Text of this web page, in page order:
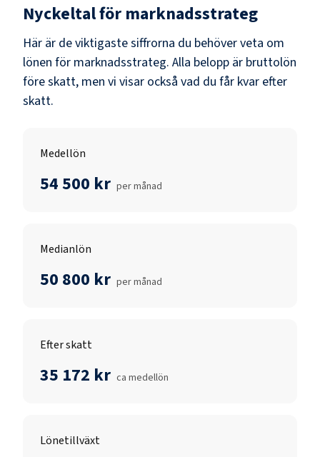
Nyckeltal för marknadsstrateg
Här är de viktigaste siffrorna du behöver veta om
lönen för marknadsstrateg. Alla belopp är bruttolön
före skatt, men vi visar också vad du får kvar efter
skatt.
Medellön
54 500 kr per månad
Medianlön
50 800 kr per månad
Efter skatt
35 172 kr ca medellön
Lönetillväxt